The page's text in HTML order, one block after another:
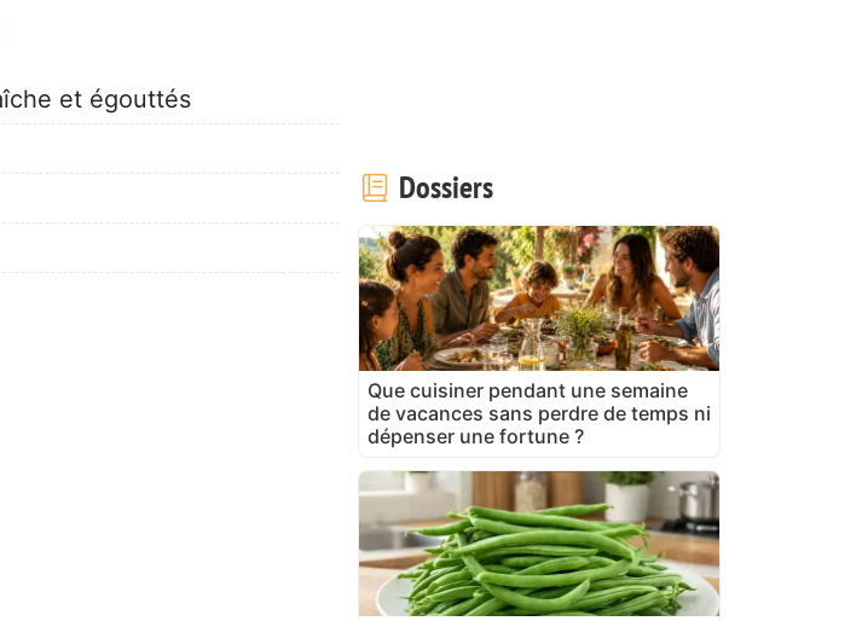
et égouttés
Dossiers
Que cuisiner pendant une semaine
de vacances sans perdre de temps ni
dépenser une fortune ?